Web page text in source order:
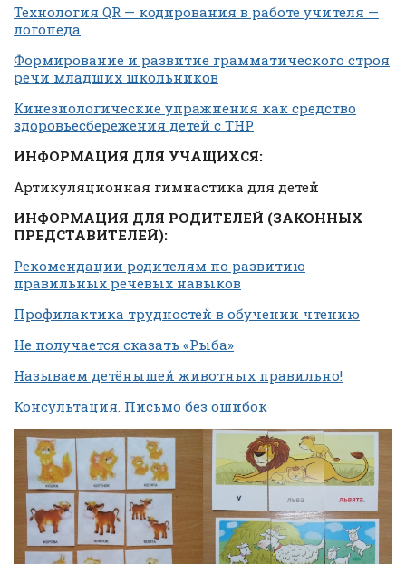
Технология QR — кодирования в работе учителя —
логопеда
Формирование и развитие грамматического строя
речи младших школьников
Кинезиологические упражнения как средство
здоровьесбережения детей с ТНР
ИНФОРМАЦИЯ ДЛЯ УЧАЩИХСЯ:
Артикуляционная гимнастика для детей
ИНФОРМАЦИЯ ДЛЯ РОДИТЕЛЕЙ (ЗАКОННЫХ
ПРЕДСТАВИТЕЛЕЙ):
Рекомендации родителям по развитию
правильных речевых навыков
Профилактика трудностей в обучении чтению
Не получается сказать «Рыба»
Называем детёнышей животных правильно!
Консультация. Письмо без ошибок